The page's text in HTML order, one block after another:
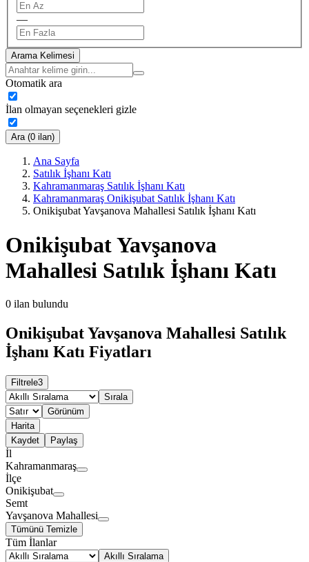
—
Arama Kelimesi
Otomatik ara
İlan olmayan seçenekleri gizle
Ara (0 ilan)
Ana Sayfa
Satılık İşhanı Katı
Kahramanmaraş Satılık İşhanı Katı
Kahramanmaraş Onikişubat Satılık İşhanı Katı
Onikişubat Yavşanova Mahallesi Satılık İşhanı Katı
Onikişubat Yavşanova
Mahallesi Satılık İşhanı Katı
0 ilan bulundu
Onikişubat Yavşanova Mahallesi Satılık
İşhanı Katı Fiyatları
Filtrele3
Sırala
Görünüm
Harita
Kaydet
Paylaş
İl
Kahramanmaraş
İlçe
Onikişubat
Semt
Yavşanova Mahallesi
Tümünü Temizle
Tüm İlanlar
Akıllı Sıralama